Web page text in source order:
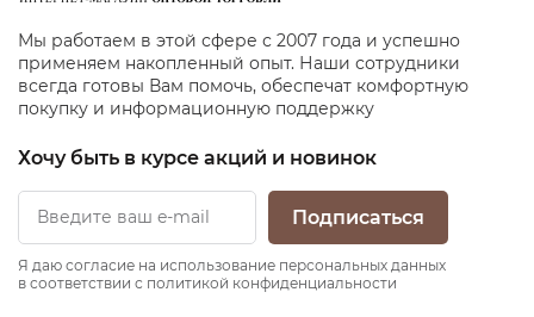
Мы работаем в этой сфере с 2007 года и успешно
применяем накопленный опыт. Наши сотрудники
всегда готовы Вам помочь, обеспечат комфортную
покупку и информационную поддержку
Хочу быть в курсе акций и новинок
Подписаться
Я даю согласие на использование персональных данных
в соответствии с политикой конфиденциальности